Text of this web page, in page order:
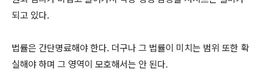
되고 있다.
법률은 간단명료해야 한다. 더구나 그 법률이 미치는 범위 또한 확
실해야 하며 그 영역이 모호해서는 안 된다.